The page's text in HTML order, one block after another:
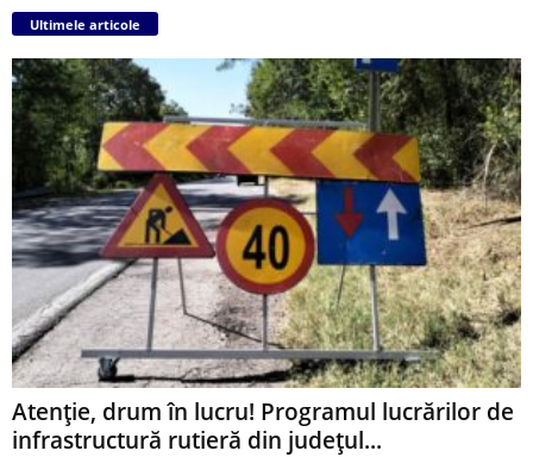
Ultimele articole
Atenție, drum în lucru! Programul lucrărilor de
infrastructură rutieră din județul...